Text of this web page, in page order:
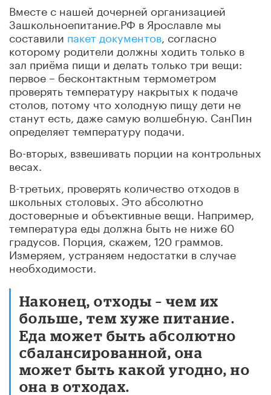
Вместе с нашей дочерней организацией
Зашкольноепитание.РФ в Ярославле мы
составили пакет документов , согласно
которому родители должны ходить только в
зал приёма пищи и делать только три вещи:
первое – бесконтактным термометром
проверять температуру накрытых к подаче
столов, потому что холодную пищу дети не
станут есть, даже самую волшебную. СанПин
определяет температуру подачи.
Во-вторых, взвешивать порции на контрольных
весах.
В-третьих, проверять количество отходов в
школьных столовых. Это абсолютно
достоверные и объективные вещи. Например,
температура еды должна быть не ниже 60
градусов. Порция, скажем, 120 граммов.
Измеряем, устраняем недостатки в случае
необходимости.
Наконец, отходы – чем их
больше, тем хуже питание.
Еда может быть абсолютно
сбалансированной, она
может быть какой угодно, но
она в отходах.